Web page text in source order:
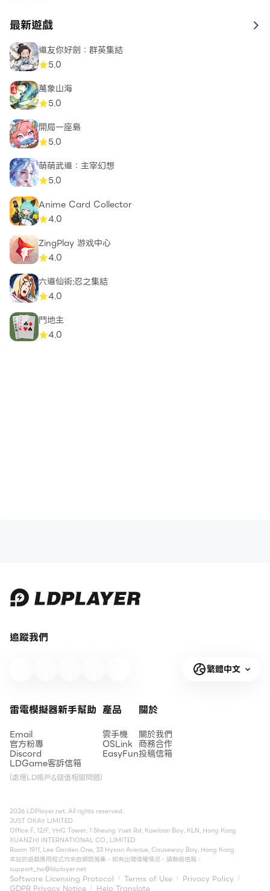
最新遊戲 to
道友你好劍：群英集結
5.0
萬象山海
5.0
開局一座島
5.0
萌萌武道：主宰幻想
5.0
Anime Card Collector
4.0
ZingPlay 游戏中心
4.0
六道仙術:忍之集結
4.0
鬥地主
4.0
追蹤我們
繁體中文
雷電模擬器新手幫助
Email
官方粉專
Discord
LDGame客訴信箱
(處理LD帳戶&儲值相關問題)
產品
雲手機
OSLink
EasyFun
關於
關於我們
商務合作
投稿信箱
2026 LDPlayer.net. All rights reserved.
JUST OKAY LIMITED
Office F, 12/F, YHC Tower, 1 Sheung Yuet Rd, Kowloon Bay, KLN, Hong Kong
XUANZHI INTERNATIONAL CO., LIMITED
Room 1911, Lee Garden One, 33 Hysan Avenue, Causeway Bay, Hong Kong
本站的遊戲應用程式均來自網路蒐集，如有出現侵權情況，請聯絡信箱：
support_tw@ldplayer.net
Software Licensing Protocol Terms of Use
Privacy Policy
GDPR Privacy Notice
Help Translate